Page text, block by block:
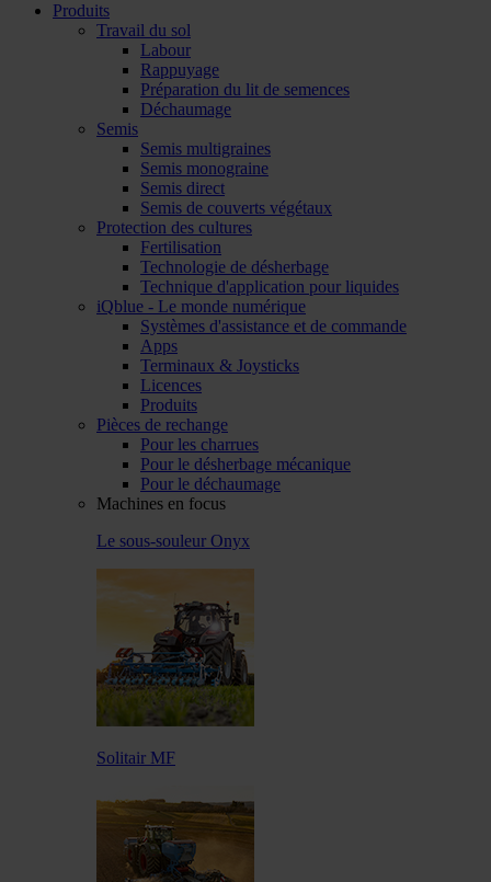
Produits
Travail du sol
Labour
Rappuyage
Préparation du lit de semences
Déchaumage
Semis
Semis multigraines
Semis monograine
Semis direct
Semis de couverts végétaux
Protection des cultures
Fertilisation
Technologie de désherbage
Technique d'application pour liquides
iQblue - Le monde numérique
Systèmes d'assistance et de commande
Apps
Terminaux & Joysticks
Licences
Produits
Pièces de rechange
Pour les charrues
Pour le désherbage mécanique
Pour le déchaumage
Machines en focus
Le sous-souleur Onyx
Solitair MF